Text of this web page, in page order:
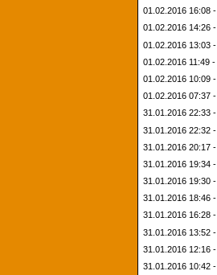
01.02.2016 16:08 -
01.02.2016 14:26 -
01.02.2016 13:03 -
01.02.2016 11:49 -
01.02.2016 10:09 -
01.02.2016 07:37 -
31.01.2016 22:33 -
31.01.2016 22:32 -
31.01.2016 20:17 -
31.01.2016 19:34 -
31.01.2016 19:30 -
31.01.2016 18:46 -
31.01.2016 16:28 -
31.01.2016 13:52 -
31.01.2016 12:16 -
31.01.2016 10:42 -